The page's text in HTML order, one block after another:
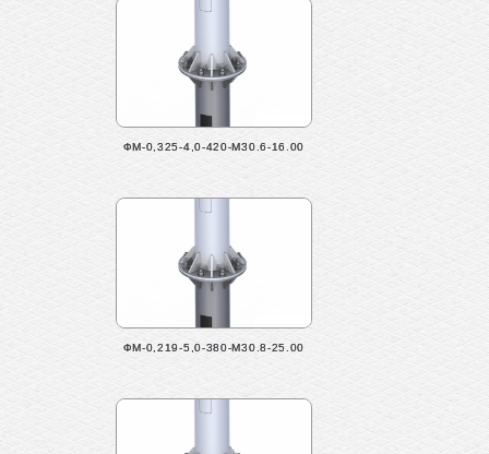
ФМ-0,325-4,0-420-М30.6-16.00
ФМ-0,219-5,0-380-М30.8-25.00